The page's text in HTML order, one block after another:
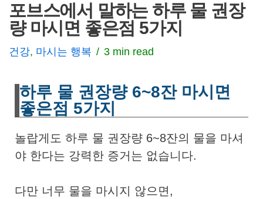
너
뛰
기
포브스에서 말하는 하루 물 권장
량 마시면 좋은점 5가지
건강, 마시는 행복 3 min read
하루 물 권장량 6~8잔 마시면
좋은점 5가지
놀랍게도 하루 물 권장량 6~8잔의 물을 마셔
야 한다는 강력한 증거는 없습니다.
다만 너무 물을 마시지 않으면,